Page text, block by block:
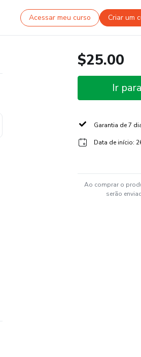
Acessar meu curso Criar um
$25.00
Ir
Garantia de 7
Data de início:
Ao comprar o
serão